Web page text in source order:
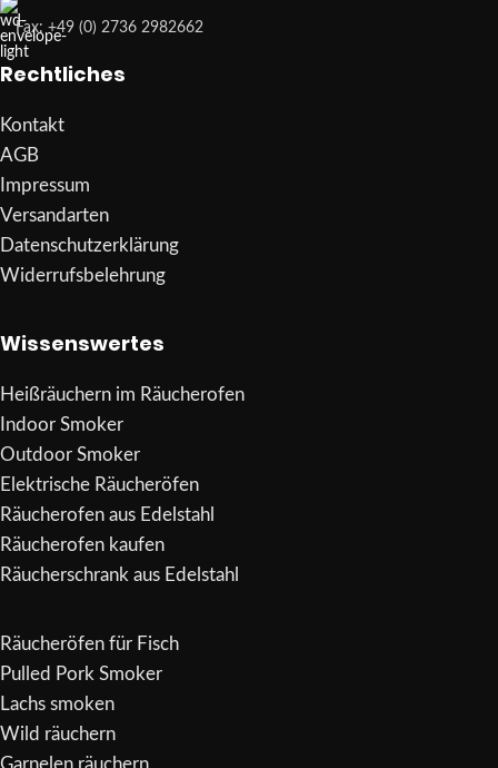
Fax: +49 (0) 2736 2982662
Rechtliches
Kontakt
AGB
Impressum
Versandarten
Datenschutzerklärung
Widerrufsbelehrung
Wissenswertes
Heißräuchern im Räucherofen
Indoor Smoker
Outdoor Smoker
Elektrische Räucheröfen
Räucherofen aus Edelstahl
Räucherofen kaufen
Räucherschrank aus Edelstahl
Räucheröfen für Fisch
Pulled Pork Smoker
Lachs smoken
Wild räuchern